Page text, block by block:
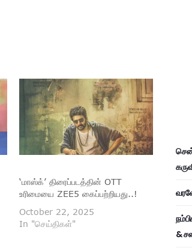
‘மாஸ்க்’ திரைப்படத்தின் OTT
உரிமையை ZEE5 கைப்பற்றியது..!
October 22, 2025
In "செய்திகள்"
&